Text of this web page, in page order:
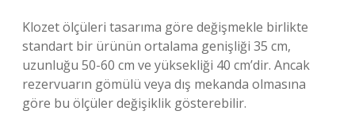
Klozet ölçüleri tasarıma göre değişmekle birlikte
standart bir ürünün ortalama genişliği 35 cm,
uzunluğu 50-60 cm ve yüksekliği 40 cm’dir. Ancak
rezervuarın gömülü veya dış mekanda olmasına
göre bu ölçüler değişiklik gösterebilir.